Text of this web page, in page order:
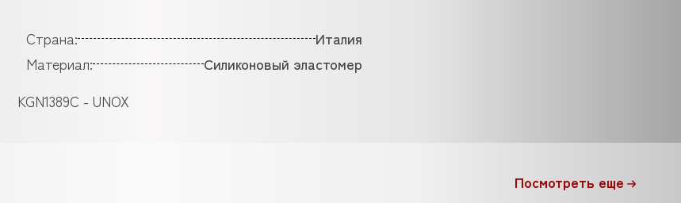
Страна:
Италия
Материал: Силиконовый эластомер
KGN1389C - UNOX
Посмотреть еще